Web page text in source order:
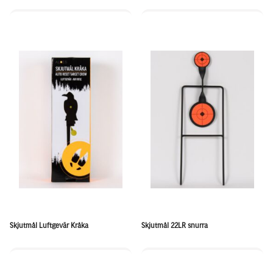
Skjutmål Luftgevär Kråka Skjutmål 22LR snurra